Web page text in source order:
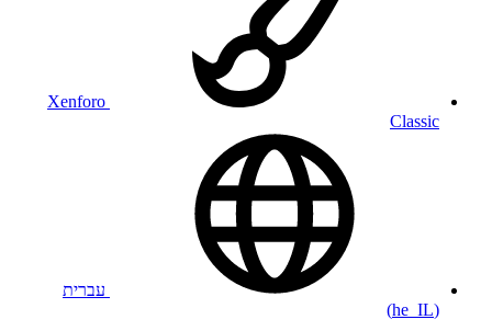
Xenforo
Classic
עברית
(he_IL)